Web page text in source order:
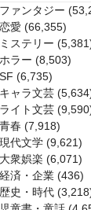
ファンタジー
恋愛 (66,355)
ミステリー
ホラー (8,503)
SF (6,735)
キャラ文芸
ライト文芸
青春 (7,918)
現代文学 (9,621)
大衆娯楽 (6,071)
経済・企業 (436)
歴史・時代